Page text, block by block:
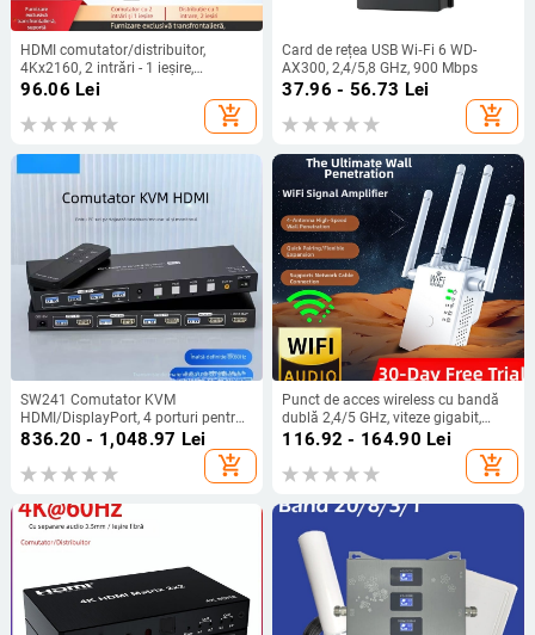
HDMI comutator/distribuitor,
4Kx2160, 2 intrări - 1 ieșire,
bidirecțional, conectori placati cu
aur, husă din aliaj de aluminiu,
Plug-and-Play, model Hs-002
96.06 Lei
add_shopping_cart
Card de rețea USB Wi‑Fi 6 WD-
AX300, 2,4/5,8 GHz, 900 Mbps
37.96 - 56.73 Lei
add_shopping_cart
SW241 Comutator KVM
HDMI/DisplayPort, 4 porturi pentru
tastatură și mouse, controlul a
patru PC-uri cu un singur set, 8K60
Hz
836.20 - 1,048.97 Lei
add_shopping_cart
Punct de acces wireless cu bandă
dublă 2,4/5 GHz, viteze gigabit,
penetrare prin pereți până la 20 m,
802.11n, pregătit pentru OEM
116.92 - 164.90 Lei
add_shopping_cart